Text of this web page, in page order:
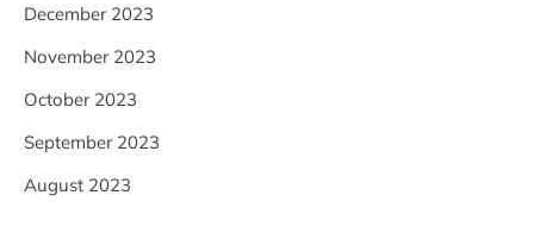
December 2023
November 2023
October 2023
September 2023
August 2023